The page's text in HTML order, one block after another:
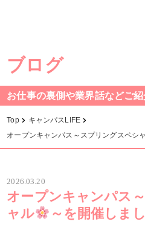
学校法人中村学園 専門学校
ブログ
お仕事の裏側や業界話などご紹
Top
キャンパスLIFE
オープンキャンパス～スプリングスペシ
2026.03.20
オープンキャンパス
ャル
～を開催しま